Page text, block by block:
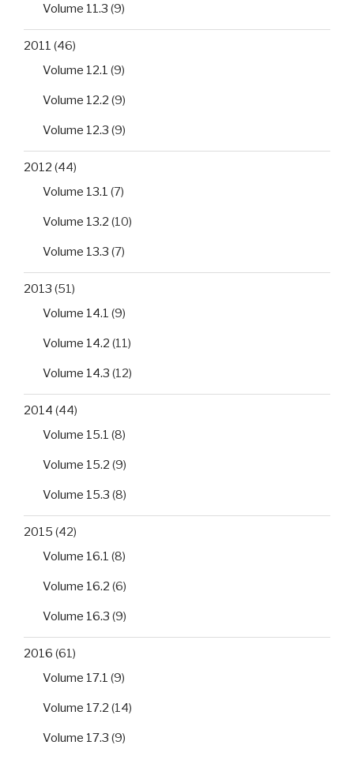
Volume 11.3 (9)
2011 (46)
Volume 12.1 (9)
Volume 12.2 (9)
Volume 12.3 (9)
2012 (44)
Volume 13.1 (7)
Volume 13.2 (10)
Volume 13.3 (7)
2013 (51)
Volume 14.1 (9)
Volume 14.2 (11)
Volume 14.3 (12)
2014 (44)
Volume 15.1 (8)
Volume 15.2 (9)
Volume 15.3 (8)
2015 (42)
Volume 16.1 (8)
Volume 16.2 (6)
Volume 16.3 (9)
2016 (61)
Volume 17.1 (9)
Volume 17.2 (14)
Volume 17.3 (9)